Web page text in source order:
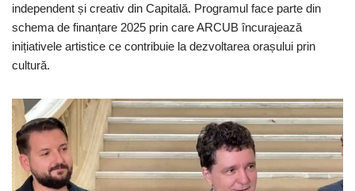
independent și creativ din Capitală. Programul face parte din
schema de finanțare 2025 prin care ARCUB încurajează
inițiativele artistice ce contribuie la dezvoltarea orașului prin
cultură.